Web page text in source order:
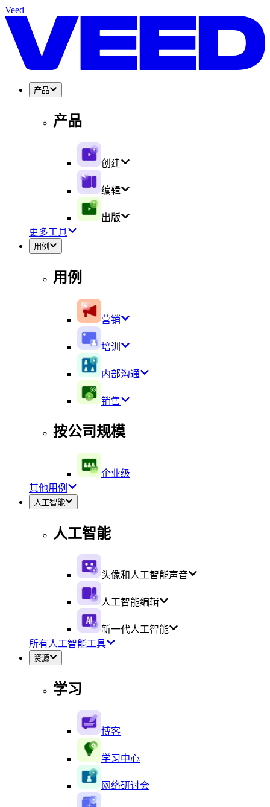
Veed
产品
产品
创建
编辑
出版
更多工具
用例
用例
营销
培训
内部沟通
销售
按公司规模
企业级
其他用例
人工智能
人工智能
头像和人工智能声音
人工智能编辑
新一代人工智能
所有人工智能工具
资源
学习
博客
学习中心
网络研讨会